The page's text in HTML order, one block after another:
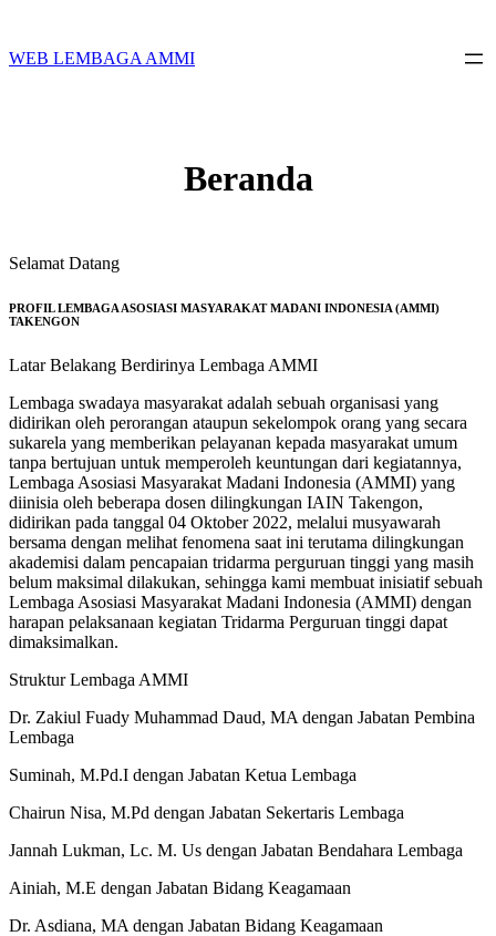
content
WEB LEMBAGA AMMI
Beranda
Selamat Datang
PROFIL LEMBAGA ASOSIASI MASYARAKAT MADANI INDONESIA (AMMI)
TAKENGON
Latar Belakang Berdirinya Lembaga AMMI
Lembaga swadaya masyarakat adalah sebuah organisasi yang
didirikan oleh perorangan ataupun sekelompok orang yang secara
sukarela yang memberikan pelayanan kepada masyarakat umum
tanpa bertujuan untuk memperoleh keuntungan dari kegiatannya,
Lembaga Asosiasi Masyarakat Madani Indonesia (AMMI) yang
diinisia oleh beberapa dosen dilingkungan IAIN Takengon,
didirikan pada tanggal 04 Oktober 2022, melalui musyawarah
bersama dengan melihat fenomena saat ini terutama dilingkungan
akademisi dalam pencapaian tridarma perguruan tinggi yang masih
belum maksimal dilakukan, sehingga kami membuat inisiatif sebuah
Lembaga Asosiasi Masyarakat Madani Indonesia (AMMI) dengan
harapan pelaksanaan kegiatan Tridarma Perguruan tinggi dapat
dimaksimalkan.
Struktur Lembaga AMMI
Dr. Zakiul Fuady Muhammad Daud, MA dengan Jabatan Pembina
Lembaga
Suminah, M.Pd.I dengan Jabatan Ketua Lembaga
Chairun Nisa, M.Pd dengan Jabatan Sekertaris Lembaga
Jannah Lukman, Lc. M. Us dengan Jabatan Bendahara Lembaga
Ainiah, M.E dengan Jabatan Bidang Keagamaan
Dr. Asdiana, MA dengan Jabatan Bidang Keagamaan